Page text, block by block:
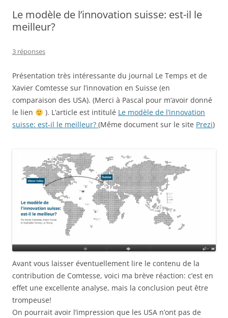
Le modèle de l’innovation suisse: est-il le
meilleur?
3 réponses
Présentation très intéressante du journal Le Temps et de
Xavier Comtesse sur l’innovation en Suisse (en
comparaison des USA). (Merci à Pascal pour m’avoir donné
le lien
). L’article est intitulé Le modèle de l’innovation
suisse: est-il le meilleur? (Même document sur le site Prezi)
Avant vous laisser éventuellement lire le contenu de la
contribution de Comtesse, voici ma brève réaction: c’est en
effet une excellente analyse, mais la conclusion peut être
trompeuse!
On pourrait avoir l’impression que les USA n’ont pas de